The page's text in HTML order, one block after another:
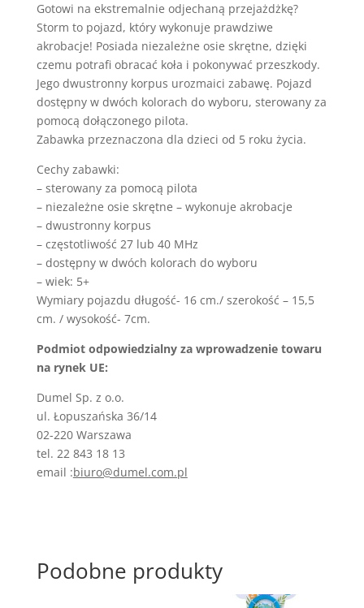
Gotowi na ekstremalnie odjechaną przejażdżkę?
Storm to pojazd, który wykonuje prawdziwe
akrobacje! Posiada niezależne osie skrętne, dzięki
czemu potrafi obracać koła i pokonywać przeszkody.
Jego dwustronny korpus urozmaici zabawę. Pojazd
dostępny w dwóch kolorach do wyboru, sterowany za
pomocą dołączonego pilota.
Zabawka przeznaczona dla dzieci od 5 roku życia.
Cechy zabawki:
– sterowany za pomocą pilota
– niezależne osie skrętne – wykonuje akrobacje
– dwustronny korpus
– częstotliwość 27 lub 40 MHz
– dostępny w dwóch kolorach do wyboru
– wiek: 5+
Wymiary pojazdu długość- 16 cm./ szerokość – 15,5
cm. / wysokość- 7cm.
Podmiot odpowiedzialny za wprowadzenie towaru
na rynek UE:
Dumel Sp. z o.o.
ul. Łopuszańska 36/14
02-220 Warszawa
tel. 22 843 18 13
email :biuro@dumel.com.pl
Podobne produkty